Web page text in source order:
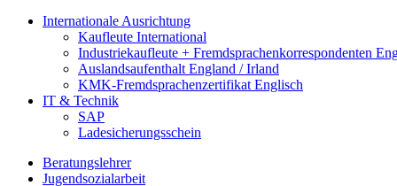
Internationale Ausrichtung
Kaufleute International
Industriekaufleute + Fremdsprachenkorrespondenten
Auslandsaufenthalt England / Irland
KMK-Fremdsprachenzertifikat Englisch
IT & Technik
SAP
Ladesicherungsschein
Beratungslehrer
Jugendsozialarbeit